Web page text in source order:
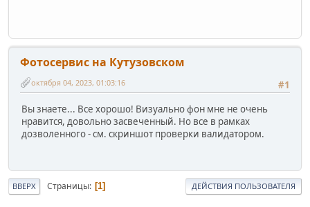
Фотосервис на Кутузовском
#1
октября 04, 2023, 01:03:16
Вы знаете... Все хорошо! Визуально фон мне не очень
нравится, довольно засвеченный. Но все в рамках
дозволенного - см. скриншот проверки валидатором.
ВВЕРХ Страницы 1 ДЕЙСТВИЯ ПОЛЬЗОВАТЕЛЯ